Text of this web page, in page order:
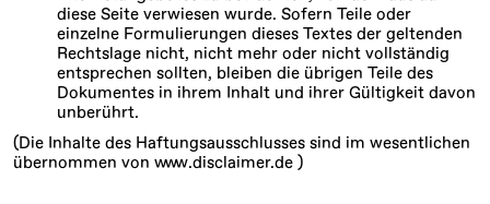
diese Seite verwiesen wurde. Sofern Teile oder
einzelne Formulierungen dieses Textes der geltenden
Rechtslage nicht, nicht mehr oder nicht vollständig
entsprechen sollten, bleiben die übrigen Teile des
Dokumentes in ihrem Inhalt und ihrer Gültigkeit davon
unberührt.
(Die Inhalte des Haftungsausschlusses sind im wesentlichen
übernommen von www.disclaimer.de )